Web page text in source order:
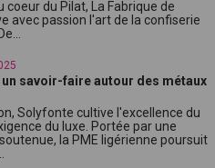
coeur du Pilat, La Fabrique de
avec passion l'art de la confiserie
savoir-faire autour des métaux
Solyfonte cultive l'excellence du
du luxe. Portée par une
la PME ligérienne poursuit